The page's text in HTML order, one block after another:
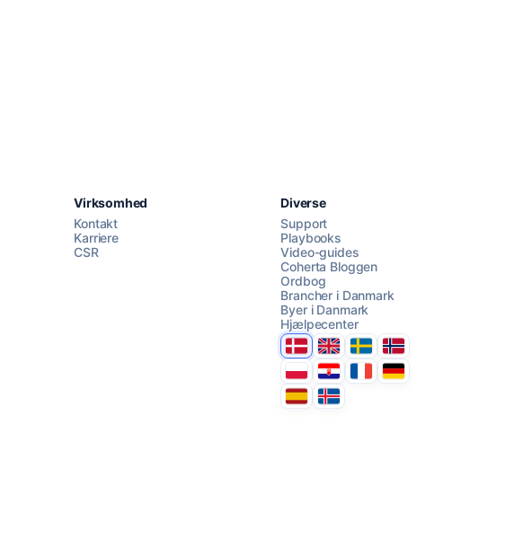
AI Campaign Assist
Virksomhed
Kontakt
Karriere
CSR
Diverse
Support
Playbooks
Video-guides
Coherta Bloggen
Ordbog
Brancher i Danmark
Byer i Danmark
Hjælpecenter
DanmarkUnited Kingdom
SverigeNorge
PolskaHrvatskaFranceDeutschland
EspanaÍsland